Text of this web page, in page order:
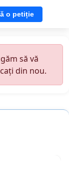
o petiție
să vă
din nou.